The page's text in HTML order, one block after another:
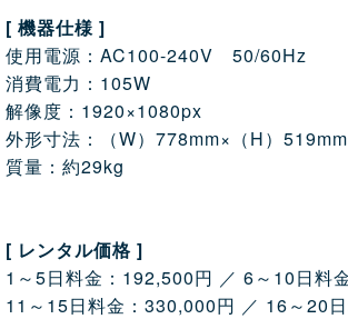
[ 機器仕様 ]
使用電源：AC100-240V 50/60Hz
消費電力：105W
解像度：1920×1080px
外形寸法：（W）778mm×（H）
質量：約29kg
[ レンタル価格 ]
1～5日料金：192,500円 ／ 6～10日料
11～15日料金：330,000円 ／ 16～20